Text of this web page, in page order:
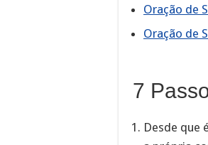
Oração de
Oração de
7
Desde que